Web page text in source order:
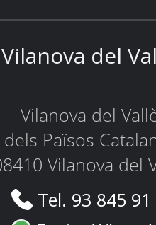
Vilanova del
Vilanova del
dels Països
Vilanova del
Tel. 93 845